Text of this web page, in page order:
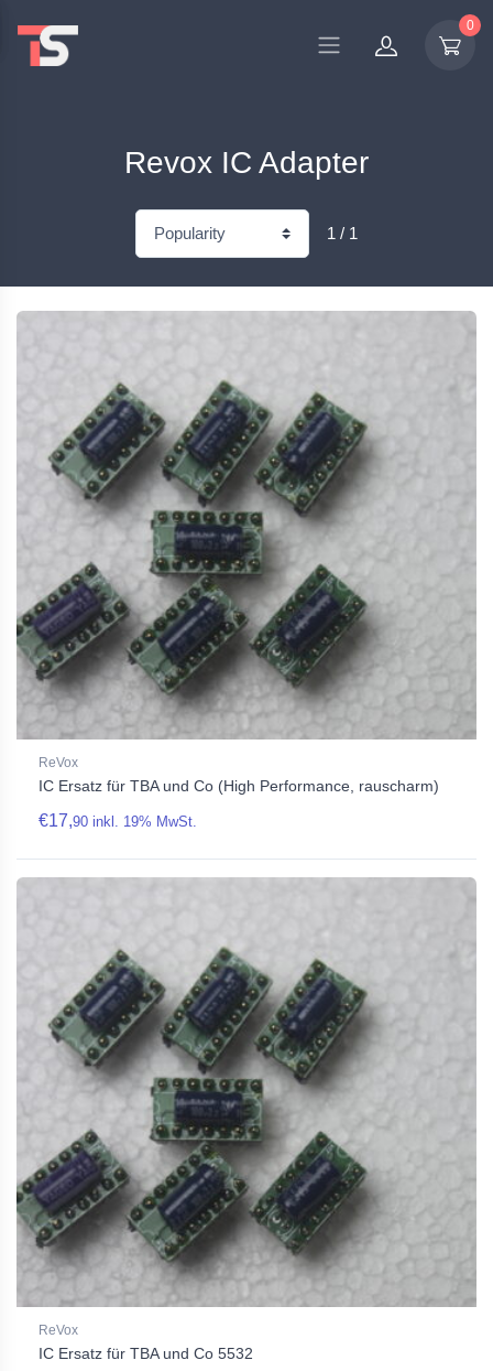
0
Revox IC Adapter
1 / 1
ReVox
IC Ersatz für TBA und Co (High Performance, rauscharm)
€17,90 inkl. 19% MwSt.
ReVox
IC Ersatz für TBA und Co 5532